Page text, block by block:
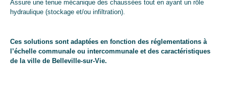
Assure une tenue mécanique des chaussées tout en ayant un rôle
hydraulique (stockage et/ou infiltration).
Ces solutions sont adaptées en fonction des réglementations à
l’échelle communale ou intercommunale et des caractéristiques
de la ville de Belleville-sur-Vie.